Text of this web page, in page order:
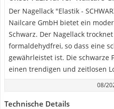
Der Nagellack "Elastik -
Nailcare GmbH bietet ein
Schwarz. Der Nagellack
formaldehydfrei, so dass eine
gewährleistet ist. Die schwarze
einen trendigen und zeitlosen
08/
Technische Details